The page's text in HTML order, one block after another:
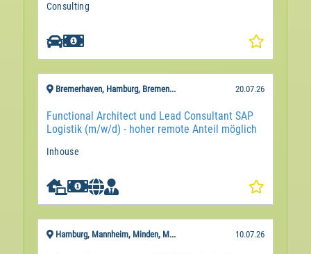
Consulting

Bremerhaven, Hamburg, Bremen... 20.07.26
Functional Architect und Lead Consultant SAP
Logistik (m/w/d) - hoher remote Anteil möglich
Inhouse

Hamburg, Mannheim, Minden, M... 10.07.26